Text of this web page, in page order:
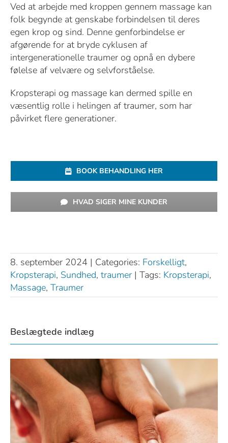
Ved at arbejde med kroppen gennem massage kan
folk begynde at genskabe forbindelsen til deres
egen krop og sind. Denne genforbindelse er
afgørende for at bryde cyklusen af
intergenerationelle traumer og opnå en dybere
følelse af velvære og selvforståelse.
Kropsterapi og massage kan dermed spille en
væsentlig rolle i helingen af traumer, som har
påvirket flere generationer.
BOOK BEHANDLING HER
HVAD SIGER MINE KUNDER
8. september 2024 | Categories: Forskelligt,
Kropsterapi, Sundhed, traumer | Tags: Kropsterapi,
Massage, Traumer
Beslægtede indlæg